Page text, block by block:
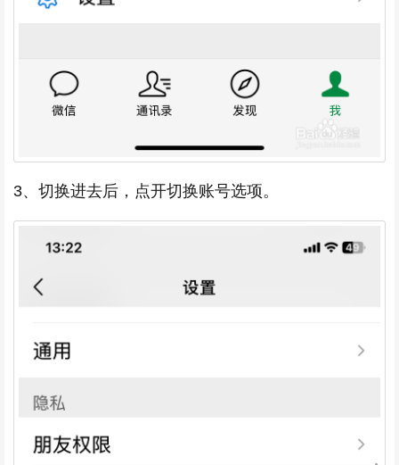
3、切换进去后，点开切换账号选项。